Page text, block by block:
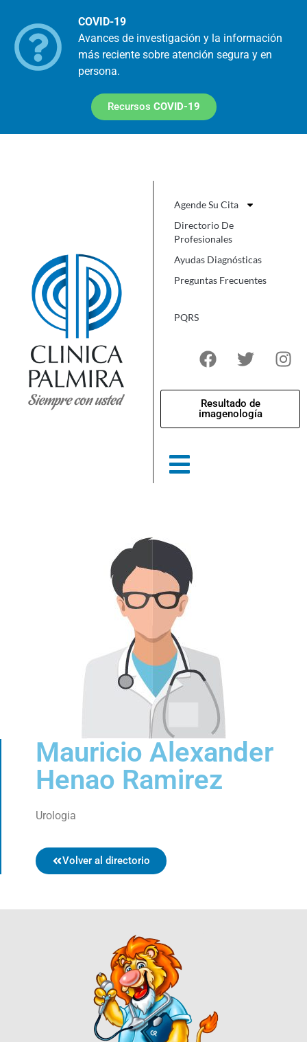
COVID-19
Avances de investigación y la información
más reciente sobre atención segura y en
persona.
Recursos COVID-19
Agende Su Cita
Directorio De
Profesionales
Ayudas Diagnósticas
Preguntas Frecuentes
PQRS
Resultado de
imagenología
Mauricio Alexander
Henao Ramirez
Urologia
Volver al directorio